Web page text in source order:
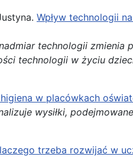
Wpływ technologii
technologii zmienia
technologii w życiu
w placówkach
wysiłki,
trzeba rozwijać w